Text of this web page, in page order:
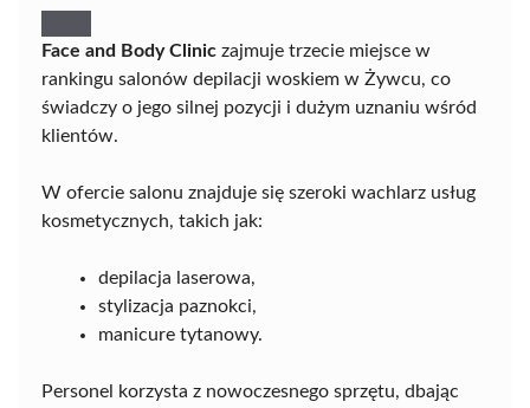
Face and Body Clinic zajmuje trzecie miejsce w
rankingu salonów depilacji woskiem w Żywcu, co
świadczy o jego silnej pozycji i dużym uznaniu wśród
klientów.
W ofercie salonu znajduje się szeroki wachlarz usług
kosmetycznych, takich jak:
depilacja laserowa,
stylizacja paznokci,
manicure tytanowy.
Personel korzysta z nowoczesnego sprzętu, dbając